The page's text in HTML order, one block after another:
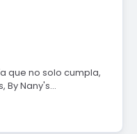
que no solo cumpla,
By Nany's…